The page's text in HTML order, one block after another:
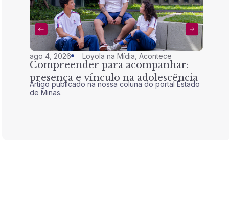
ago 4, 2026 Loyola na Mídia ,Acontece
Compreender para acompanhar:
presença e vínculo na adolescência
Artigo publicado na nossa coluna do portal Estado
de Minas.